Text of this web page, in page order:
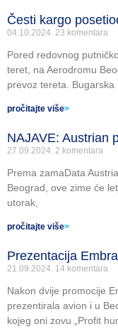
Česti kargo
04.10.2024. 23 komentara
Pored redovnog
teret, na Aerodromu
prevoz tereta. Bugarska
pročitajte više>
NAJAVE: Austrian
27.09.2024. 2 komentara
Prema zamaData
Beograd, ove zime će
utorak,
pročitajte više>
Prezentacija
21.09.2024. 14 komentara
Nakon dvije promocije
prezentirala avion i u
kojeg oni zovu „Profit